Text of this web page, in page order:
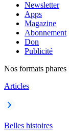
Newsletter
Apps
Magazine
Abonnement
Don
Publicité
Nos formats phares
Articles
Belles histoires